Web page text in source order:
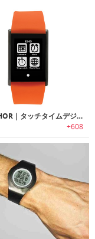
PHOSPHOR｜タッチタイムデジタル腕時計
+608